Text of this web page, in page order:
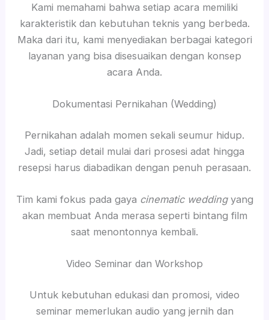
Kami memahami bahwa setiap acara memiliki
karakteristik dan kebutuhan teknis yang berbeda.
Maka dari itu, kami menyediakan berbagai kategori
layanan yang bisa disesuaikan dengan konsep
acara Anda.
Dokumentasi Pernikahan (Wedding)
Pernikahan adalah momen sekali seumur hidup.
Jadi, setiap detail mulai dari prosesi adat hingga
resepsi harus diabadikan dengan penuh perasaan.
Tim kami fokus pada gaya cinematic weddingyang
akan membuat Anda merasa seperti bintang film
saat menontonnya kembali.
Video Seminar dan Workshop
Untuk kebutuhan edukasi dan promosi, video
seminar memerlukan audio yang jernih dan